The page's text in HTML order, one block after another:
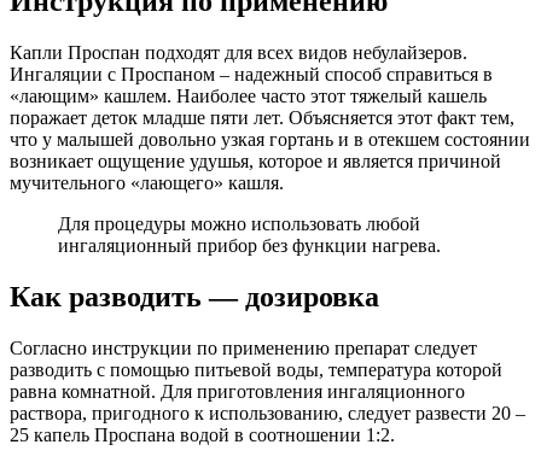
Капли Проспан подходят для всех видов небулайзеров.
Ингаляции с Проспаном – надежный способ справиться в
«лающим» кашлем. Наиболее часто этот тяжелый кашель
поражает деток младше пяти лет. Объясняется этот факт тем,
что у малышей довольно узкая гортань и в отекшем состоянии
возникает ощущение удушья, которое и является причиной
мучительного «лающего» кашля.
Для процедуры можно использовать любой
ингаляционный прибор без функции нагрева.
Как разводить — дозировка
Согласно инструкции по применению препарат следует
разводить с помощью питьевой воды, температура которой
равна комнатной. Для приготовления ингаляционного
раствора, пригодного к использованию, следует развести 20 –
25 капель Проспана водой в соотношении 1:2.